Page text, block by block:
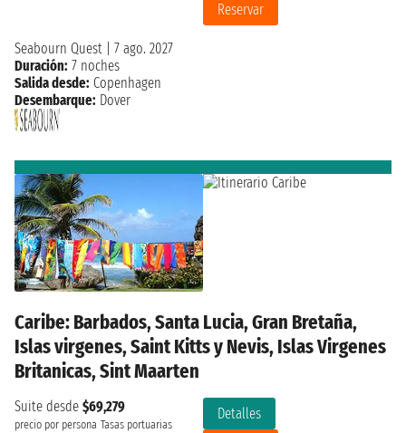
Reservar
Seabourn Quest
7 ago. 2027
Duración: 7 noches
Salida desde: Copenhagen
Desembarque: Dover
Caribe: Barbados, Santa Lucia, Gran Bretaña,
Islas virgenes, Saint Kitts y Nevis, Islas Virgenes
Britanicas, Sint Maarten
Suite desde $69,279
precio por persona Tasas portuarias
Detalles